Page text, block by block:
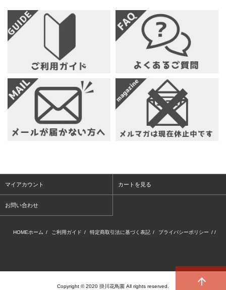
マイアカウント カートを見る
お問い合わせ
HOMEホーム / ご利用ガイド / 特定商取引法に基づく表記 / プライバシーポリシー / /
Copyright © 2020 掛川花鳥園 All rights reserved.